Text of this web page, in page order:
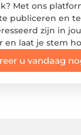
Met ons
publiceren en
zijn in
en laat je stem
u vandaag